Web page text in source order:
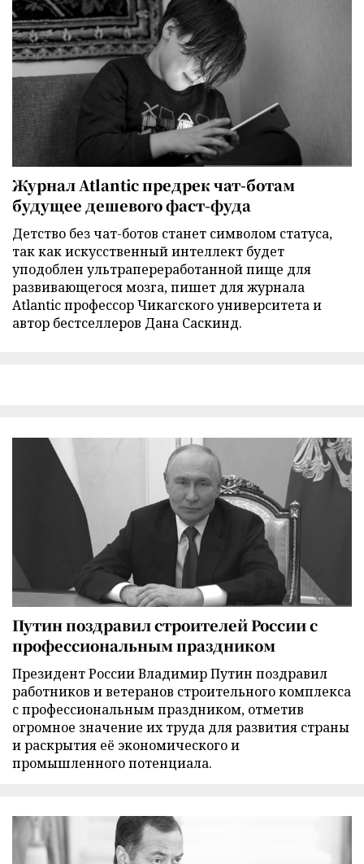
Журнал Atlantic предрек чат-ботам
будущее дешевого фаст-фуда
Детство без чат-ботов станет символом статуса,
так как искусственный интеллект будет
уподоблен ультрапереработанной пище для
развивающегося мозга, пишет для журнала
Atlantic профессор Чикагского университета и
автор бестселлеров Дана Саскинд.
Путин поздравил строителей России с
профессиональным праздником
Президент России Владимир Путин поздравил
работников и ветеранов строительного комплекса
с профессиональным праздником, отметив
огромное значение их труда для развития страны
и раскрытия её экономического и
промышленного потенциала.